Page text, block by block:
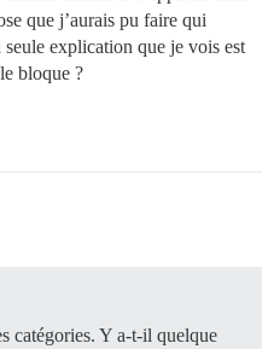
que j’aurais pu faire qui
explication que je vois est
bloque ?
catégories. Y a-t-il quelque